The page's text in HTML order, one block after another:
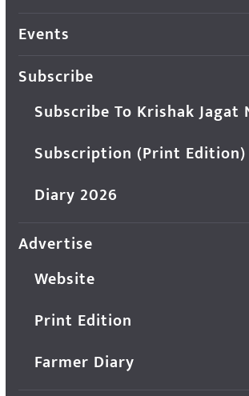
Events
Subscribe
Subscribe To Krishak
Subscription (Print Edition)
Diary 2026
Advertise
Website
Print Edition
Farmer Diary